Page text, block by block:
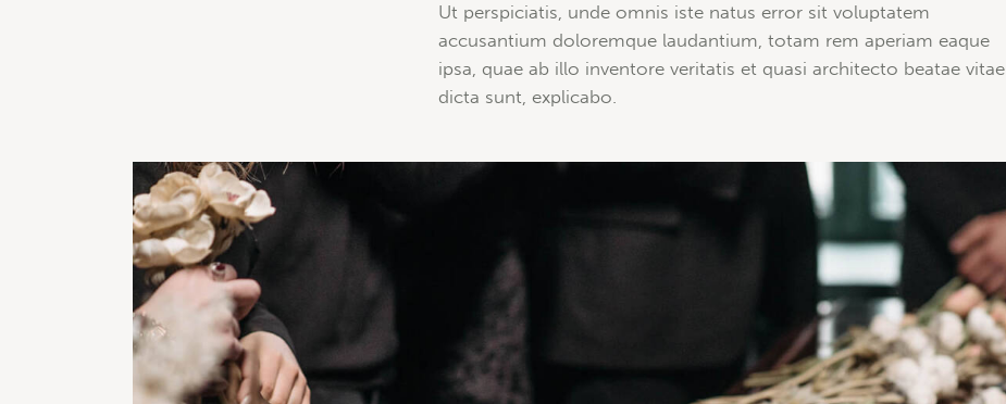
Ut perspiciatis, unde omnis iste natus error sit voluptatem
accusantium doloremque laudantium, totam rem aperiam eaque
ipsa, quae ab illo inventore veritatis et quasi architecto beatae vitae
dicta sunt, explicabo.